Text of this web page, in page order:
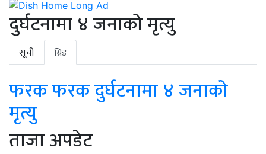
दुर्घटनामा ४ जनाको मृत्यु
सूची ग्रिड
फरक फरक दुर्घटनामा ४ जनाको
मृत्यु
ताजा अपडेट